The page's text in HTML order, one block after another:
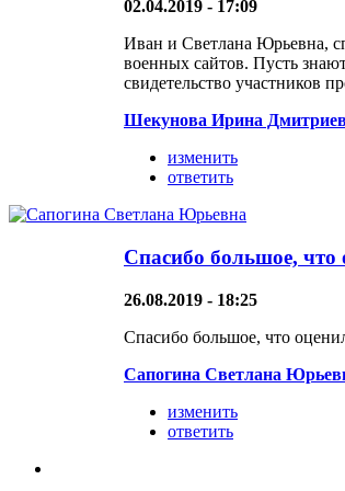
02.04.2019 - 17:09
Иван и Светлана Юрьевна,
военных сайтов. Пусть
свидетельство участников
Шекунова Ирина
изменить
ответить
Спасибо большое, что
26.08.2019 - 18:25
Спасибо большое, что
Сапогина Светлана
изменить
ответить